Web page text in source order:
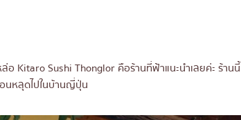
Kitaro Sushi Thonglor คือร้านที่ฟ้าแนะนำเลยค่ะ ร้านนี้
นหลุดไปในบ้านญี่ปุ่น